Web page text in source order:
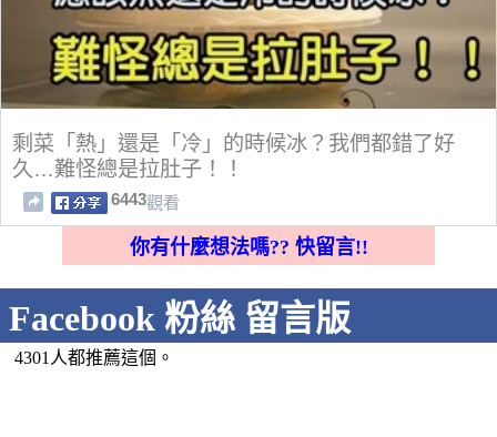
剩菜「熱」還是「冷」的時候冰？我們都錯了好
久…難怪總是拉肚子！！
6443觀看
你有什麼想法嗎?? 快留言!!
Facebook 粉絲 留言版
4301人都推薦這個。